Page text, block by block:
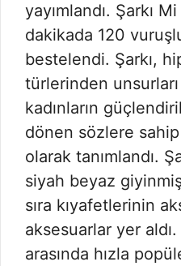
yayımlandı. Şarkı
dakikada 120
bestelendi. Şarkı,
türlerinden
kadınların
dönen sözlere sahip
olarak tanımlandı.
siyah beyaz
sıra kıyafetlerinin
aksesuarlar yer
arasında hızla